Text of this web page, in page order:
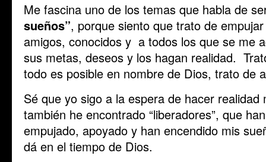
Me fascina uno de los temas que habla de
sueños”, porque siento que trato de
amigos, conocidos y a todos los que se me
sus metas, deseos y los hagan realidad.
todo es posible en nombre de Dios, trato de
Sé que yo sigo a la espera de hacer
también he encontrado “liberadores”, que
empujado, apoyado y han encendido mis
dá en el tiempo de Dios.